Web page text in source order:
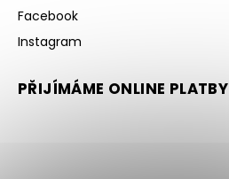
Facebook
Instagram
PŘIJÍMÁME ONLINE PLATBY